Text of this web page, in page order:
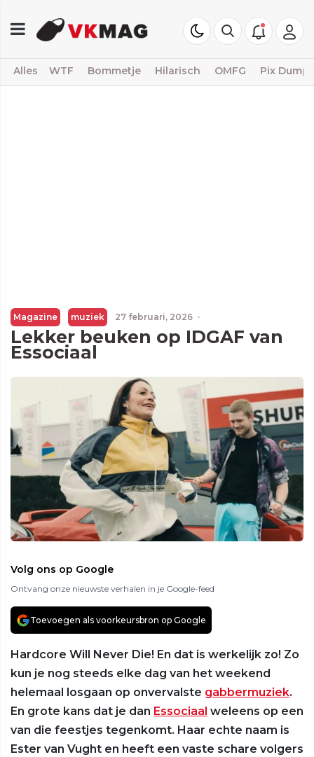
Alles WTF Bommetje Hilarisch OMFG Pix Dump
Magazine muziek 27 februari, 2026 ·
Lekker beuken op IDGAF van
Essociaal
Volg ons op Google
Ontvang onze nieuwste verhalen in je Google-feed
Toevoegen als voorkeursbron op Google
Hardcore Will Never Die! En dat is werkelijk zo! Zo
kun je nog steeds elke dag van het weekend
helemaal losgaan op onvervalste gabbermuziek.
En grote kans dat je dan Essociaal weleens op een
van die feestjes tegenkomt. Haar echte naam is
Ester van Vught en heeft een vaste schare volgers